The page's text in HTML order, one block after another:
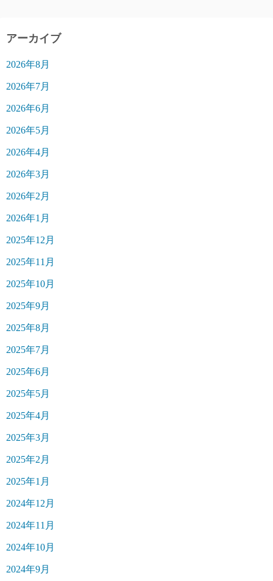
アーカイブ
2026年8月
2026年7月
2026年6月
2026年5月
2026年4月
2026年3月
2026年2月
2026年1月
2025年12月
2025年11月
2025年10月
2025年9月
2025年8月
2025年7月
2025年6月
2025年5月
2025年4月
2025年3月
2025年2月
2025年1月
2024年12月
2024年11月
2024年10月
2024年9月